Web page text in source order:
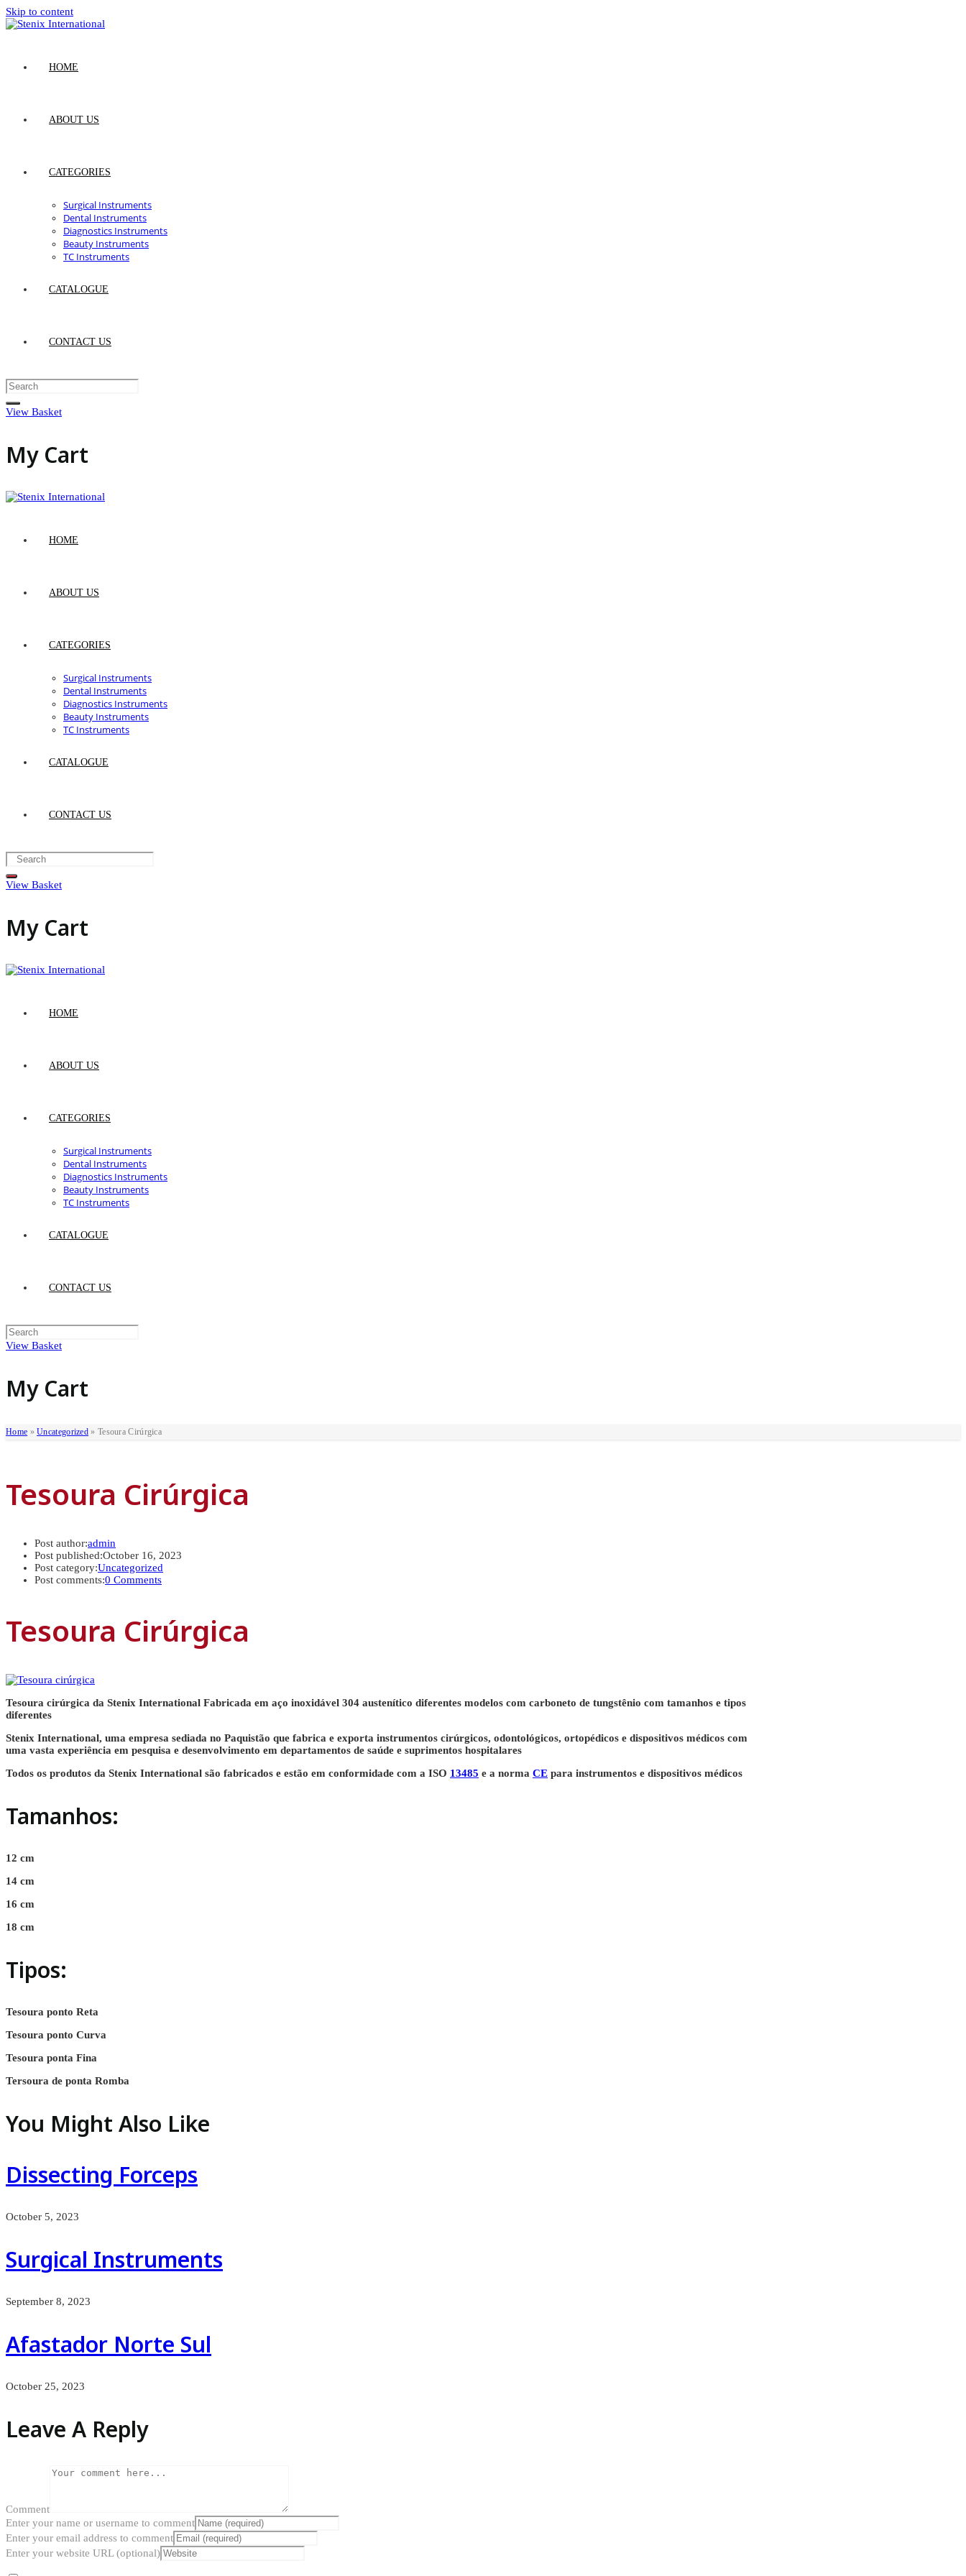
Skip to content
HOME
ABOUT US
CATEGORIES
Surgical Instruments
Dental Instruments
Diagnostics Instruments
Beauty Instruments
TC Instruments
CATALOGUE
CONTACT US
View Basket
My Cart
HOME
ABOUT US
CATEGORIES
Surgical Instruments
Dental Instruments
Diagnostics Instruments
Beauty Instruments
TC Instruments
CATALOGUE
CONTACT US
View Basket
My Cart
HOME
ABOUT US
CATEGORIES
Surgical Instruments
Dental Instruments
Diagnostics Instruments
Beauty Instruments
TC Instruments
CATALOGUE
CONTACT US
View Basket
My Cart
Home »Uncategorized » Tesoura Cirúrgica
Tesoura Cirúrgica
Post author:admin
Post published:October 16, 2023
Post category:Uncategorized
Post comments:0 Comments
Tesoura Cirúrgica
Tesoura cirúrgica da Stenix International Fabricada em aço inoxidável 304 austenítico diferentes modelos com carboneto de tungstênio com tamanhos e tipos
diferentes
Stenix International, uma empresa sediada no Paquistão que fabrica e exporta instrumentos cirúrgicos, odontológicos, ortopédicos e dispositivos médicos com
uma vasta experiência em pesquisa e desenvolvimento em departamentos de saúde e suprimentos hospitalares
Todos os produtos da Stenix International são fabricados e estão em conformidade com a ISO 13485 e a norma CE para instrumentos e dispositivos médicos
Tamanhos:
12 cm
14 cm
16 cm
18 cm
Tipos:
Tesoura ponto Reta
Tesoura ponto Curva
Tesoura ponta Fina
Tersoura de ponta Romba
You Might Also Like
Dissecting Forceps
October 5, 2023
Surgical Instruments
September 8, 2023
Afastador Norte Sul
October 25, 2023
Leave A Reply
Comment
Enter your name or username to comment
Enter your email address to comment
Enter your website URL (optional)